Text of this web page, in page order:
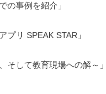
の事例を紹介」
プリ SPEAK STAR」
そして教育現場への解～